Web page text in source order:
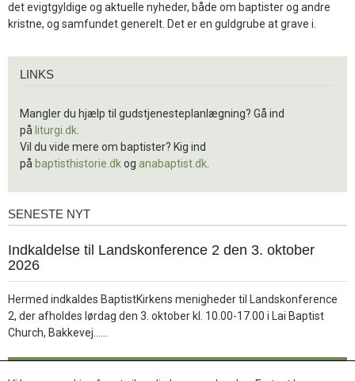
det evigtgyldige og aktuelle nyheder, både om baptister og andre
kristne, og samfundet generelt. Det er en guldgrube at grave i.
LINKS
Mangler du hjælp til gudstjenesteplanlægning? Gå ind
på liturgi.dk
Vil du vide mere om baptister? Kig ind
på baptisthistorie.dkog anabaptist.dk
Seneste
SENESTE NYT
1.
jul.
Indkaldelse til Landskonference 2 den 3. oktober
2026
Hermed indkaldes BaptistKirkens menigheder til Landskonference
2, der afholdes lørdag den 3. oktober kl. 10.00-17.00 i Lai Baptist
Church, Bakkevej……
Læs mere